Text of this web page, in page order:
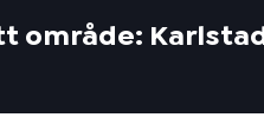
område: Karlstad